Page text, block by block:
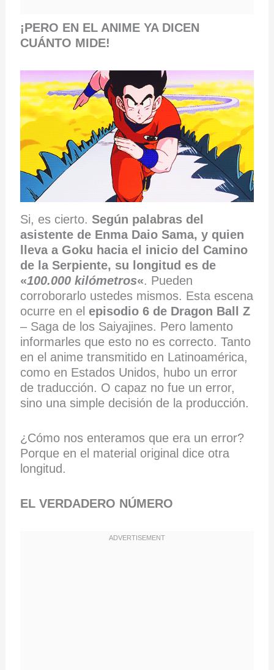
¡PERO EN EL ANIME YA DICEN
CUÁNTO MIDE!
Si, es cierto. Según palabras del
asistente de Enma Daio Sama, y quien
lleva a Goku hacia el inicio del Camino
de la Serpiente, su longitud es de
«100.000 kilómetros«. Pueden
corroborarlo ustedes mismos. Esta escena
ocurre en el episodio 6 de Dragon Ball Z
– Saga de los Saiyajines. Pero lamento
informarles que esto no es correcto. Tanto
en el anime transmitido en Latinoamérica,
como en Estados Unidos, hubo un error
de traducción. O capaz no fue un error,
sino una simple decisión de la producción.
¿Cómo nos enteramos que era un error?
Porque en el material original dice otra
longitud.
EL VERDADERO NÚMERO